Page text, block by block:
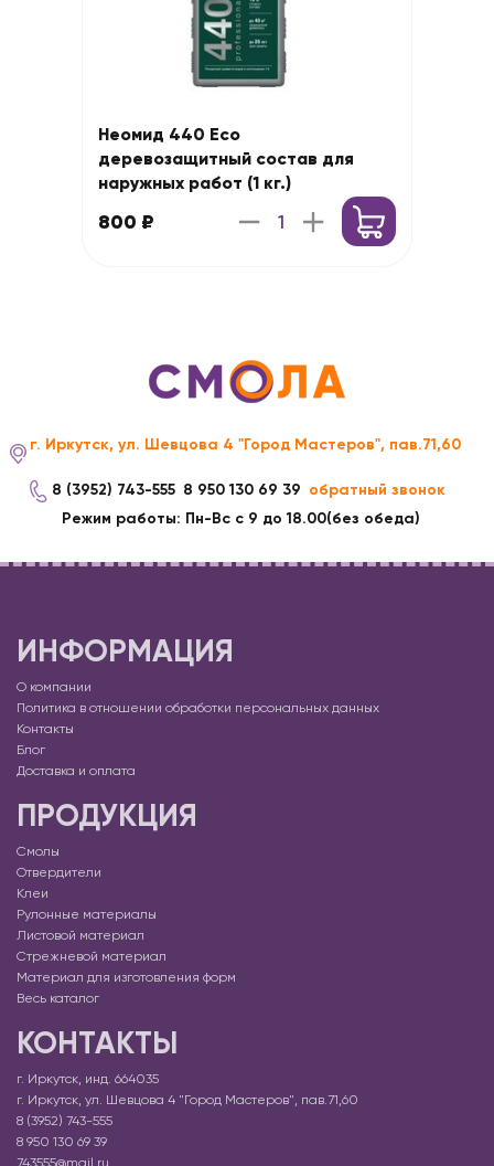
Неомид 440 Eco
деревозащитный состав для
наружных работ (1 кг.)
800 ₽
г. Иркутск, ул. Шевцова 4 "Город Мастеров", пав.71,60
8 (3952) 743-555 8 950 130 69 39 обратный звонок
Режим работы: Пн-Вс с 9 до 18.00(без обеда)
ИНФОРМАЦИЯ
О компании
Политика в отношении обработки персональных данных
Контакты
Блог
Доставка и оплата
ПРОДУКЦИЯ
Смолы
Отвердители
Клеи
Рулонные материалы
Листовой материал
Стрежневой материал
Материал для изготовления форм
Весь каталог
КОНТАКТЫ
г. Иркутск, инд. 664035
г. Иркутск, ул. Шевцова 4 "Город Мастеров", пав.71,60
8 (3952) 743-555
8 950 130 69 39